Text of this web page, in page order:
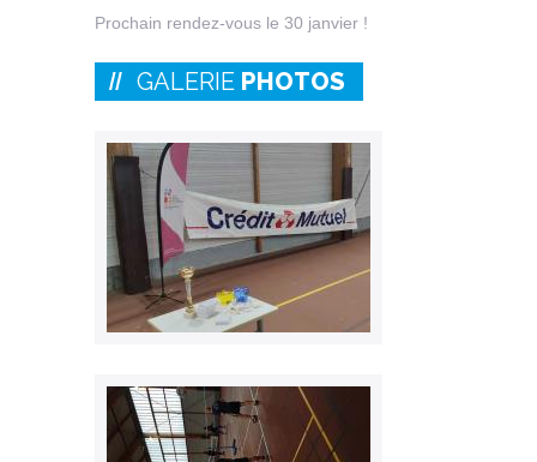
Prochain rendez-vous le 30 janvier !
GALERIE PHOTOS